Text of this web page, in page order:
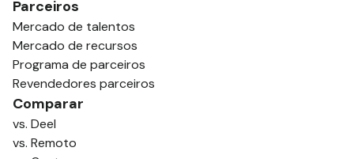
Parceiros
Mercado de talentos
Mercado de recursos
Programa de parceiros
Revendedores parceiros
Comparar
vs. Deel
vs. Remoto